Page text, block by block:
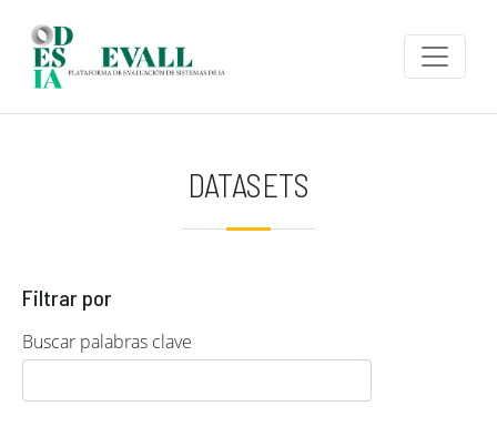
DATASETS
Filtrar por
Buscar palabras clave